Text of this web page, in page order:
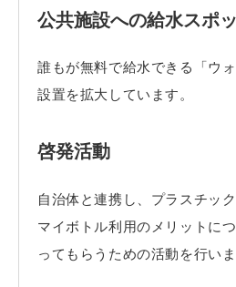
公共施設への給水スポ
誰もが無料で給水できる「ウ
設置を拡大しています。
啓発活動
自治体と連携し、プラスチッ
マイボトル利用のメリットに
ってもらうための活動を行いま